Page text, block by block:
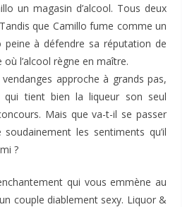
un magasin d’alcool. Tous deux
que Camillo fume comme un
à défendre sa réputation de
l’alcool règne en maître.
approche à grands pas,
tient bien la liqueur son seul
Mais que va-t-il se passer
les sentiments qu’il
?
qui vous emmène au
couple diablement sexy. Liquor &